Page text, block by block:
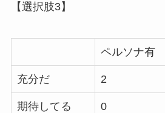
【選択肢3】
ペルソナ有
充分だ 2
期待してる 0